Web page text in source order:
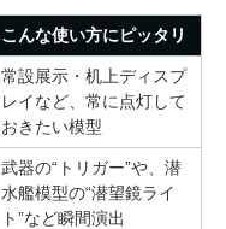
こんな使い方にピッタリ
常設展示・机上ディスプ
レイなど、常に点灯して
おきたい模型
武器の“トリガー”や、潜
水艦模型の“潜望鏡ライ
ト”など瞬間演出